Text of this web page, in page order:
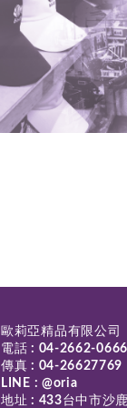
歐莉亞精品有限公司
電話 : 04-2662-0666
傳真 : 04-26627769
LINE : @oria
地址 : 433台中市沙